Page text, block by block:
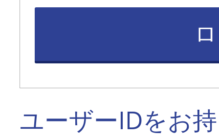
ユーザーIDをお